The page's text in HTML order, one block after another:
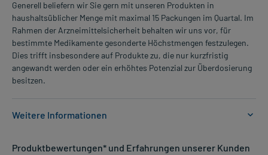
Generell beliefern wir Sie gern mit unseren Produkten in
haushaltsüblicher Menge mit maximal 15 Packungen im Quartal. Im
Rahmen der Arzneimittelsicherheit behalten wir uns vor, für
bestimmte Medikamente gesonderte Höchstmengen festzulegen.
Dies trifft insbesondere auf Produkte zu, die nur kurzfristig
angewandt werden oder ein erhöhtes Potenzial zur Überdosierung
besitzen.
Weitere Informationen
- Erkältung und grippaler Infekt, mit:
Produktbewertungen* und Erfahrungen unserer Kunden